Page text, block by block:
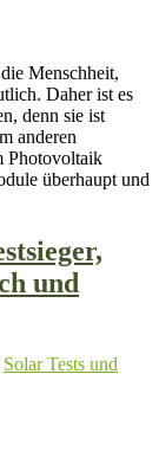
Menschheit,
Daher ist es
denn sie ist
anderen
Photovoltaik
überhaupt und
und
Solar Tests und